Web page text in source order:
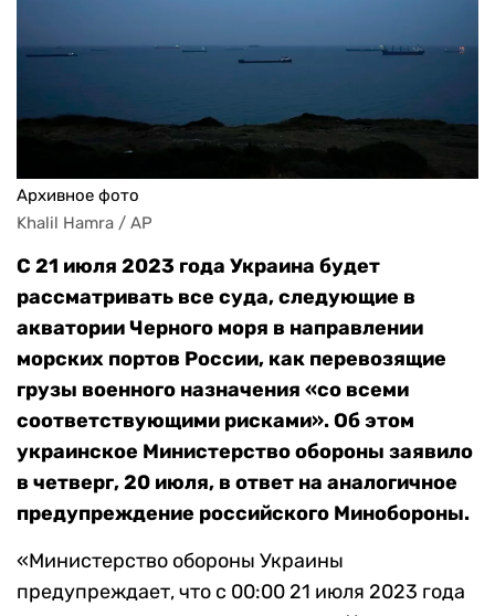
Архивное фото
Khalil Hamra / AP
С 21 июля 2023 года Украина будет
рассматривать все суда, следующие в
акватории Черного моря в направлении
морских портов России, как перевозящие
грузы военного назначения «со всеми
соответствующими рисками». Об этом
украинское Министерство обороны заявило
в четверг, 20 июля, в ответ на аналогичное
предупреждение российского Минобороны.
«Министерство обороны Украины
предупреждает, что с 00:00 21 июля 2023 года